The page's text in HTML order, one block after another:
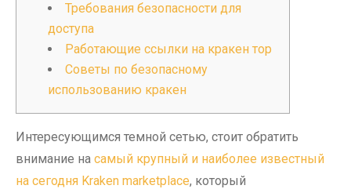
Требования безопасности для
доступа
Работающие ссылки на кракен тор
Советы по безопасному
использованию кракен
Интересующимся темной сетью, стоит обратить
внимание на самый крупный и наиболее известный
на сегодня Kraken marketplace, который